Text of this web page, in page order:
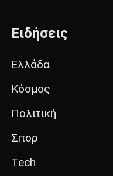
Ειδήσεις
Ελλάδα
Κόσμος
Πολιτική
Σπορ
Tech